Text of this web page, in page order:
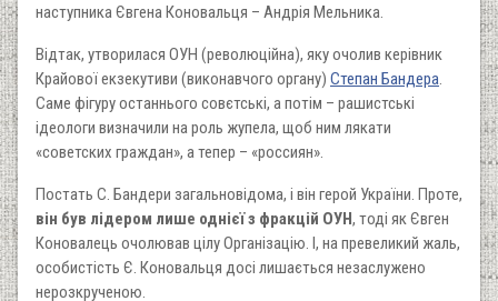
наступника Євгена Коновальця – Андрія Мельника.
Відтак, утворилася ОУН (революційна), яку очолив керівник
Крайової екзекутиви (виконавчого органу) Степан Бандера.
Саме фігуру останнього совєтські, а потім – рашистські
ідеологи визначили на роль жупела, щоб ним лякати
«советских граждан», а тепер – «россиян».
Постать С. Бандери загальновідома, і він герой України. Проте,
він був лідером лише однієї з фракцій ОУН, тоді як Євген
Коновалець очолював цілу Організацію. І, на превеликий жаль,
особистість Є. Коновальця досі лишається незаслужено
нерозкрученою.